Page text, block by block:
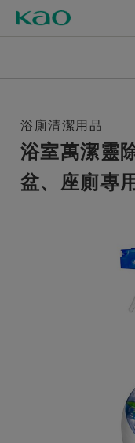
浴廁清潔用品
浴室萬潔靈
盆、座廁專